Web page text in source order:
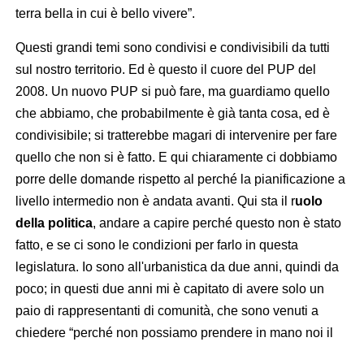
terra bella in cui è bello vivere”.
Questi grandi temi sono condivisi e condivisibili da tutti
sul nostro territorio. Ed è questo il cuore del PUP del
2008. Un nuovo PUP si può fare, ma guardiamo quello
che abbiamo, che probabilmente è già tanta cosa, ed è
condivisibile; si tratterebbe magari di intervenire per fare
quello che non si è fatto. E qui chiaramente ci dobbiamo
porre delle domande rispetto al perché la pianificazione a
livello intermedio non è andata avanti. Qui sta il ruolo
della politica, andare a capire perché questo non è stato
fatto, e se ci sono le condizioni per farlo in questa
legislatura. Io sono all'urbanistica da due anni, quindi da
poco; in questi due anni mi è capitato di avere solo un
paio di rappresentanti di comunità, che sono venuti a
chiedere “perché non possiamo prendere in mano noi il